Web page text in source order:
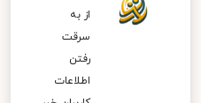
از به
سرقت
رفتن
اطلاعات